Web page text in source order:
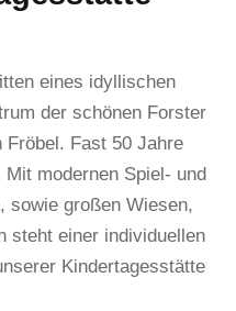
eines idyllischen
der schönen Forster
Fröbel. Fast 50 Jahre
modernen Spiel- und
sowie großen Wiesen,
steht einer individuellen
Kindertagesstätte